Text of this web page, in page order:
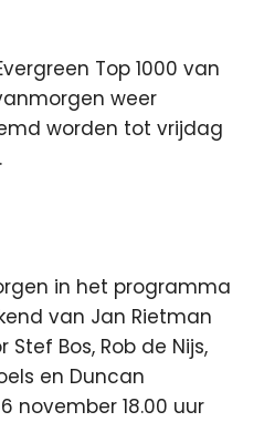
Top 1000 van
weer
worden tot vrijdag
in het programma
van Jan Rietman
Bos, Rob de Nijs,
en Duncan
november 18.00 uur